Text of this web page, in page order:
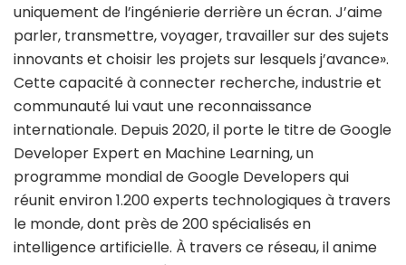
uniquement de l’ingénierie derrière un écran. J’aime
parler, transmettre, voyager, travailler sur des sujets
innovants et choisir les projets sur lesquels j’avance».
Cette capacité à connecter recherche, industrie et
communauté lui vaut une reconnaissance
internationale. Depuis 2020, il porte le titre de Google
Developer Expert en Machine Learning, un
programme mondial de Google Developers qui
réunit environ 1.200 experts technologiques à travers
le monde, dont près de 200 spécialisés en
intelligence artificielle. À travers ce réseau, il anime